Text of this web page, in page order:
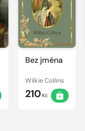
Bez jména
Wilkie Collins
210Kč